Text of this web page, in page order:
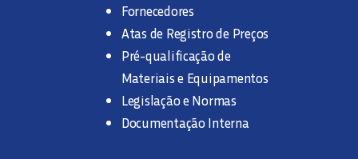
Fornecedores
Atas de Registro de Preços
Pré-qualificação de
Materiais e Equipamentos
Legislação e Normas
Documentação Interna